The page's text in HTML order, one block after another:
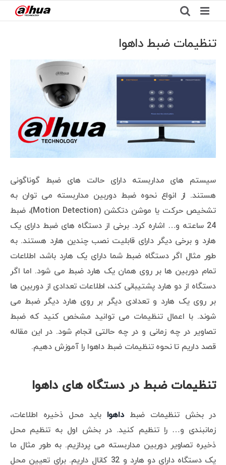
to
content
تنظیمات ضبط داهوا
View
Larger
سیستم های مداربسته دارای حالت های ضبط گوناگونی
هستند. از انواع نحوه ضبط دوربین مداربسته می توان به
تشخیص حرکت یا موشن دتکشن (Motion Detection)، ضبط
24 ساعته و… اشاره کرد. برخی از دستگاه های ضبط دارای یک
هارد و برخی دیگر دارای قابلیت نصب چندین هارد هستند. به
طور مثال اگر دستگاه ضبط شما دارای یک هارد باشد، اطلاعات
تمام دوربین ها بر روی همان یک هارد ضبط می شود. اما اگر
دستگاه از دو هارد پشتیبانی کند، اطلاعات تعدادی از دوربین ها
بر روی یک هارد و تعدادی دیگر بر روی هارد دیگر ضبط می
شوند. با اعمال تنظیمات می توانید مشخص کنید که ضبط
تصاویر در چه زمانی و در چه حالتی انجام شود. در این مقاله
قصد داریم تا نحوه تنظیمات ضبط داهوا را آموزش دهیم.
تنظیمات ضبط در دستگاه های داهوا
در بخش تنظیمات ضبطداهوا باید محل ذخیره اطلاعات،
زمانبندی و… را تنظیم کنید. در بخش اول به تنظیم محل
ذخیره تصاویر دوربین مداربسته می پردازیم. به طور مثال ما
یک دستگاه دارای دو هارد و 32 کانال داریم. برای تعیین محل